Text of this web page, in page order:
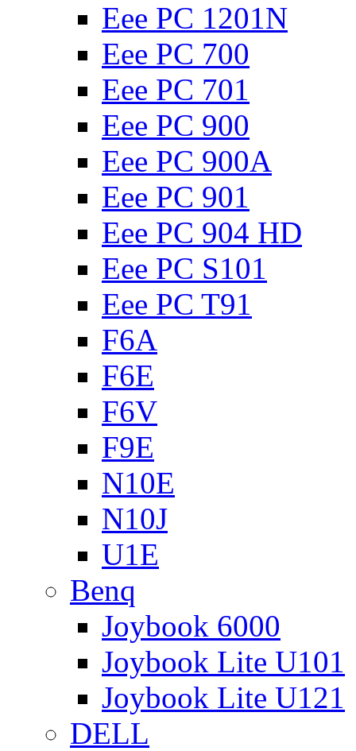
Eee PC 1201N
Eee PC 700
Eee PC 701
Eee PC 900
Eee PC 900A
Eee PC 901
Eee PC 904 HD
Eee PC S101
Eee PC T91
F6A
F6E
F6V
F9E
N10E
N10J
U1E
Benq
Joybook 6000
Joybook Lite U101
Joybook Lite U121
DELL